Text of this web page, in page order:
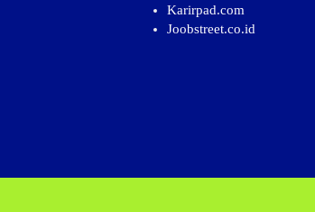
Karirpad.com
Joobstreet.co.id